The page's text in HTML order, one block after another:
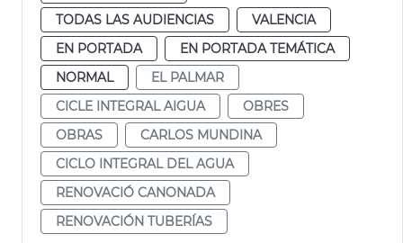
TODAS LAS AUDIENCIAS
VALENCIA
EN PORTADA
EN PORTADA TEMÁTICA
NORMAL
EL PALMAR
CICLE INTEGRAL AIGUA
OBRES
OBRAS
CARLOS MUNDINA
CICLO INTEGRAL DEL AGUA
RENOVACIÓ CANONADA
RENOVACIÓN TUBERÍAS